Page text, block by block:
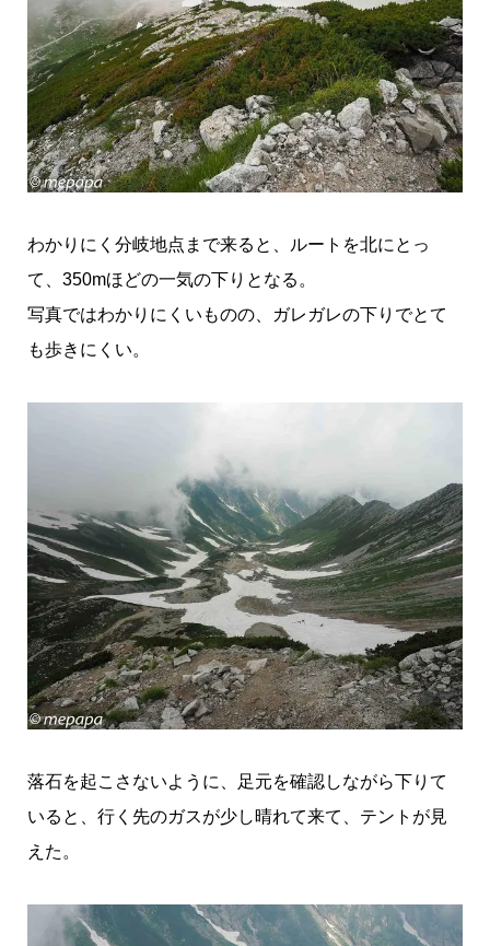
わかりにく分岐地点まで来ると、ルートを北にとっ
て、350mほどの一気の下りとなる。
写真ではわかりにくいものの、ガレガレの下りでとて
も歩きにくい。
落石を起こさないように、足元を確認しながら下りて
いると、行く先のガスが少し晴れて来て、テントが見
えた。